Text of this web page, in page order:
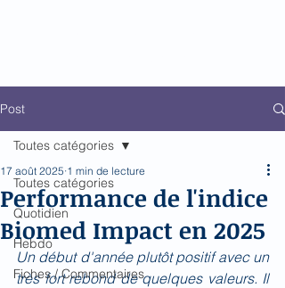
Post
Toutes catégories
Quotidien
Hebdo
Fiches / Commentaires
Toutes catégories
Performance de l'indice
Biomed Impact en 2025
17 août 2025 1 min de lecture
Un début d'année plutôt positif avec un
très fort rebond de quelques valeurs. Il